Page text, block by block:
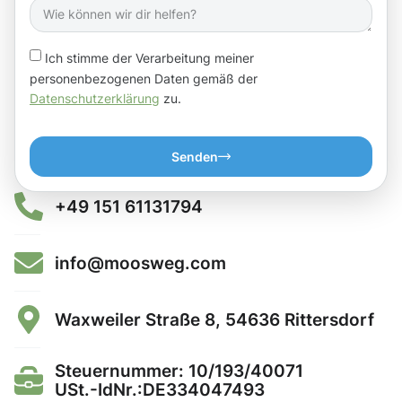
Ich stimme der Verarbeitung meiner
personenbezogenen Daten gemäß der
Datenschutzerklärung zu.
Senden
+49 151 61131794
info@moosweg.com
Waxweiler Straße 8, 54636 Rittersdorf
Steuernummer: 10/193/40071
USt.-IdNr.:DE334047493